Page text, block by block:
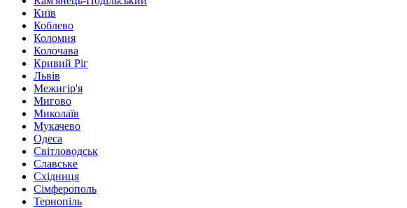
Київ
Коблево
Коломия
Колочава
Кривий Ріг
Львів
Межигір'я
Мигово
Миколаїв
Мукачево
Одеса
Світловодськ
Славське
Східниця
Сімферополь
Тернопіль